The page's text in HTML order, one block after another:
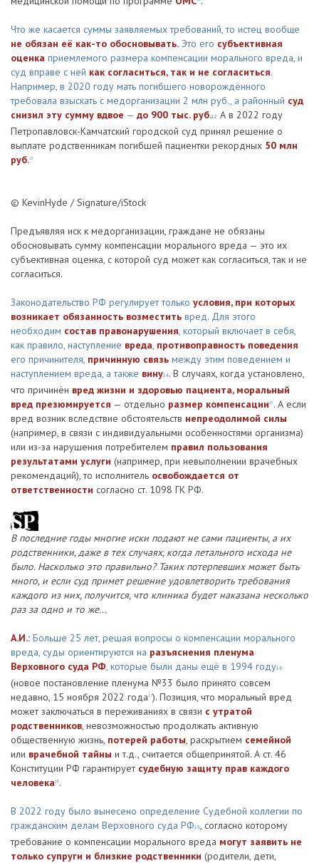
Что же касается суммы заявляемых требований, то истец вообще
не обязан её как-то обосновывать. Это его субъективная
оценка приемлемого размера компенсации морального вреда, и
суд вправе с ней как согласиться, так и не согласиться.
Например, в 2020 году мать погибшего новорождённого
требовала взыскать с медорганизации 2 млн руб., а районный суд
снизил эту сумму вдвое — до 900 тыс. руб.12 А в 2022 году
Петропавловск-Камчатский городской суд принял решение о
выплате родственникам погибшей пациентки рекордных 50 млн
руб.13
© KevinHyde / Signature/iStock
Предъявляя иск к медорганизации, граждане не обязаны
обосновывать сумму компенсации морального вреда — это их
субъективная оценка, с которой суд может как согласиться, так и не
согласиться.
Законодательство РФ регулирует только условия, при которых
возникает обязанность возместить вред. Для этого
необходим состав правонарушения, который включает в себя,
как правило, наступление вреда, противоправность поведения
его причинителя, причинную связь между этим поведением и
наступлением вреда, а также вину14. В случаях, когда установлено,
что причинён вред жизни и здоровью пациента, моральный
вред презюмируется — отдельно размер компенсации15 . А если
вред возник вследствие обстоятельств непреодолимой силы
(например, в связи с индивидуальными особенностями организма)
или из-за нарушения потребителем правил пользования
результатами услуги (например, при невыполнении врачебных
рекомендаций), то исполнитель освобождается от
ответственности согласно ст. 1098 ГК РФ.
В последние годы многие иски подают не сами пациенты, а их
родственники, даже в тех случаях, когда летального исхода не
было. Насколько это правильно? Таких потерпевших может быть
много, и если суд примет решение удовлетворить требования
каждого из них, получится, что клиника будет наказана несколько
раз за одно и то же...
А.И.: Больше 25 лет, решая вопросы о компенсации морального
вреда, суды ориентируются на разъяснения пленума
Верховного суда РФ, которые были даны ещё в 1994 году16
(новое постановление пленума №33 было принято совсем
недавно, 15 ноября 2022 года17). Позиция, что моральный вред
может заключаться в переживаниях в связи с утратой
родственников, невозможностью продолжать активную
общественную жизнь, потерей работы, раскрытием семейной
или врачебной тайны и т.д., считается общепринятой. А ст. 46
Конституции РФ гарантирует судебную защиту прав каждого
человека18 .
В 2022 году было вынесено определение Судебной коллегии по
гражданским делам Верховного суда РФ19, согласно которому
требование о компенсации морального вреда могут заявить не
только супруги и близкие родственники (родители, дети,